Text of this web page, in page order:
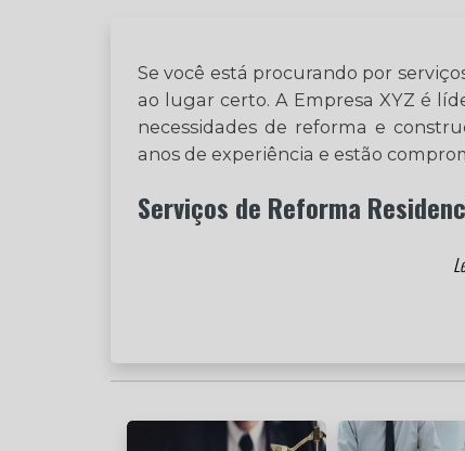
Se você está procurando por
ao lugar certo. A Empresa XYZ é
necessidades de reforma e
anos de experiência e estão
Serviços de Reforma